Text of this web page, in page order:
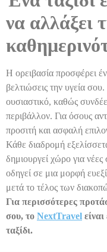
να αλλάξει
Η ορειβασία προσφέρει
βελτιώσεις την υγεία
ουσιαστικό, καθώς
περιβάλλον. Για όσους
προσιτή και ασφαλή
Κάθε διαδρομή
δημιουργεί χώρο για
οδηγεί σε μια μορφή
μετά το τέλος των
Για περισσότερες
σου, το NextTravel
ταξίδι.